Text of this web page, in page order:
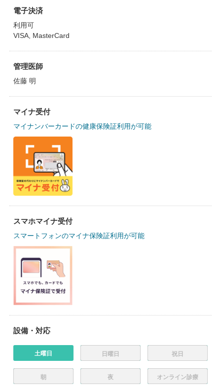
電子決済
利用可
VISA, MasterCard
管理医師
佐藤 明
マイナ受付
マイナンバーカードの健康保険証利用が可能
スマホマイナ受付
スマートフォンのマイナ保険証利用が可能
設備・対応
土曜日 日曜日 祝日
朝 夜 オンライン診療